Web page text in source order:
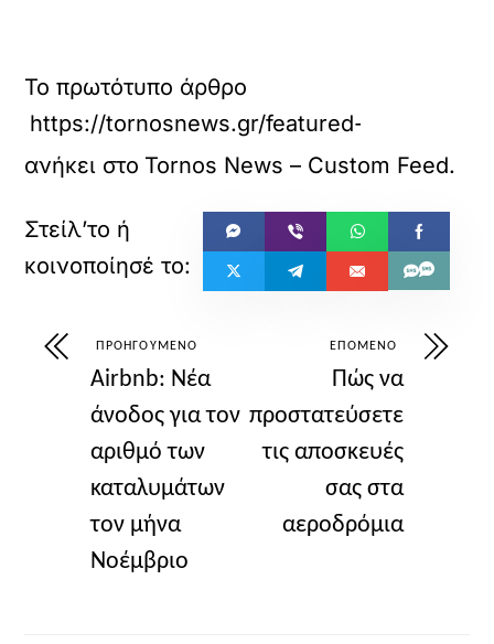
Το πρωτότυπο άρθρο
https://tornosnews.gr/featured-el/
ανήκει στο Tornos News – Custom Feed.
ΠΡΟΗΓΟΎΜΕΝΟ
Airbnb: Νέα
άνοδος για τον
αριθμό των
καταλυμάτων
τον μήνα
Νοέμβριο
ΕΠΌΜΕΝΟ
Πώς να
προστατεύσετε
τις αποσκευές
σας στα
αεροδρόμια